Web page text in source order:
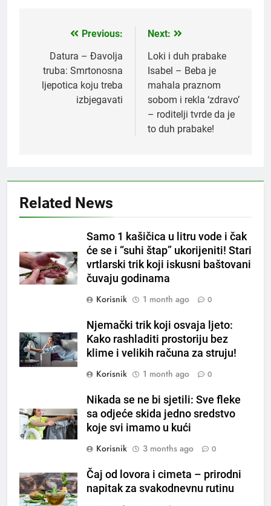
navigation
Previous:
Datura – Đavolja
truba: Smrtonosna
ljepotica koju treba
izbjegavati
Next:
Loki i duh prabake
Isabel – Beba je
mahala praznom
sobom i rekla ‘zdravo’
– roditelji tvrde da je
to duh prabake!
Related News
Samo 1 kašičica u litru vode i čak
će se i “suhi štap” ukorijeniti! Stari
vrtlarski trik koji iskusni baštovani
čuvaju godinama
Korisnik
1 month ago 0
Njemački trik koji osvaja ljeto:
Kako rashladiti prostoriju bez
klime i velikih računa za struju!
Korisnik
1 month ago 0
Nikada se ne bi sjetili: Sve fleke
sa odjeće skida jedno sredstvo
koje svi imamo u kući
Korisnik
3 months ago 0
Čaj od lovora i cimeta – prirodni
napitak za svakodnevnu rutinu
ČISTAČ JETRE: Uzmite gutljaj
na prazan stomak i crijeva će
raditi kao sat, zaboravit ćete na
loše varenje
OSTALO
Tračevi su njihova glavna
preokupacija: Ljudi rođeni u ova
tri znaka najviše vole ogovarati
OSTALO
Piće od smreke – prirodni
napitak koji se često spominje
kod šećerne bolesti
OSTALO
Samo 1 kašičica u litru vode i
čak će se i “suhi štap”